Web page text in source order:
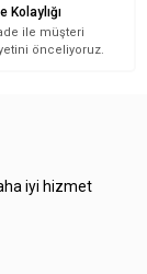
Kolaylığı
ile müşteri
önceliyoruz.
iyi hizmet